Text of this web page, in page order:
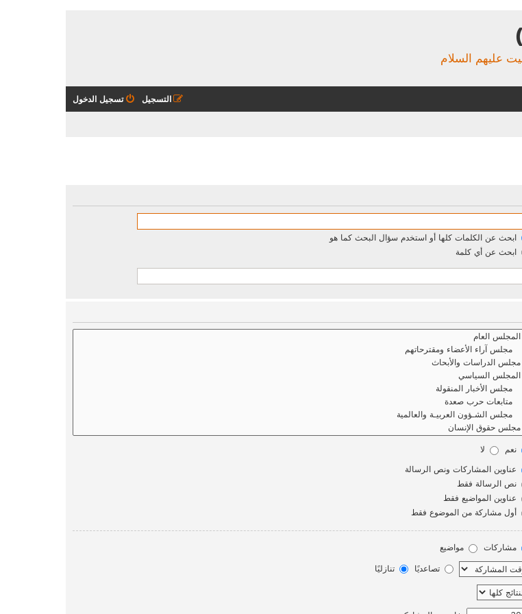
عليهم السلام
تسجيل الدخول التسجيل
ابحث عن الكلمات كلها أو استخدم سؤال البحث كما هو
ابحث عن أي كلمة
نعم
لا
عناوين المشاركات ونص الرسالة
نص الرسالة فقط
عناوين المواضيع فقط
أول مشاركة من الموضوع فقط
مشاركات
مواضيع
تصاعديًا
تنازليًا